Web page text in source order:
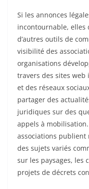
Si les annonces
incontournable, elles
d’autres outils de
visibilité des
organisations
travers des sites web
et des réseaux
partager des
juridiques sur des
appels à
associations
des sujets variés
sur les paysages, les
projets de décrets